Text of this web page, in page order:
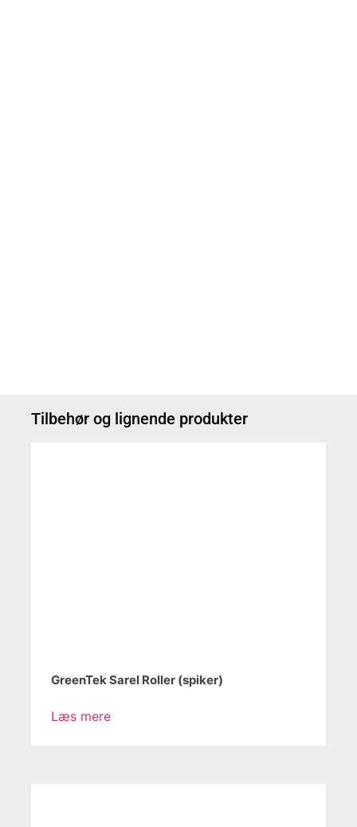
Tilbehør og lignende produkter
GreenTek Sarel Roller (spiker)
Læs mere